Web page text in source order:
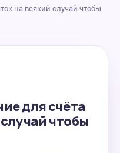
на всякий случай чтобы
для счёта
чтобы